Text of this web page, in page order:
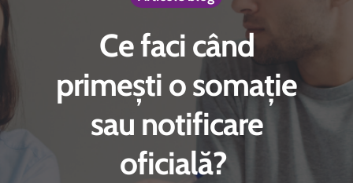
Ce faci când
primești o somație
sau notificare
oficială?